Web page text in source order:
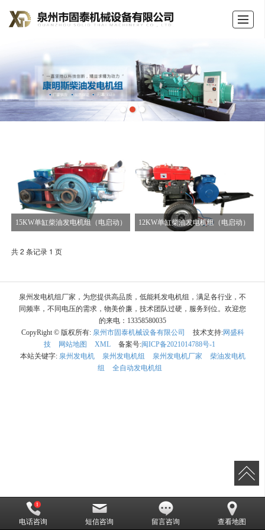
15KW单缸柴油发电机组（电启动） 12KW单缸柴油发电机组（电启动）
共 2 条记录 1 页
泉州发电机组厂家，为您提供高品质，低能耗发电机组，满足各行业，不
同频率，不同电压的需求，物美价廉，技术团队过硬，服务到位。欢迎您
的来电：13358580035
CopyRight © 版权所有: 泉州市固泰机械设备有限公司 技术支持:网盛科
技
网站地图 XML 备案号:闽ICP备2021014788号-1
本站关键字: 泉州发电机 泉州发电机组 泉州发电机厂家
柴油发电机
组
全自动发电机组
电话咨询 短信咨询 留言咨询 查看地图